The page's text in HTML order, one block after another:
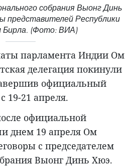
собрания Выонг Динь
представителей Республики
Бирла. (Фото: ВИА)
парламента Индии Ом
делегация покинули
официальный
19-21 апреля.
официальной
днем 19 апреля Ом
с председателем
Выонг Динь Хюэ.